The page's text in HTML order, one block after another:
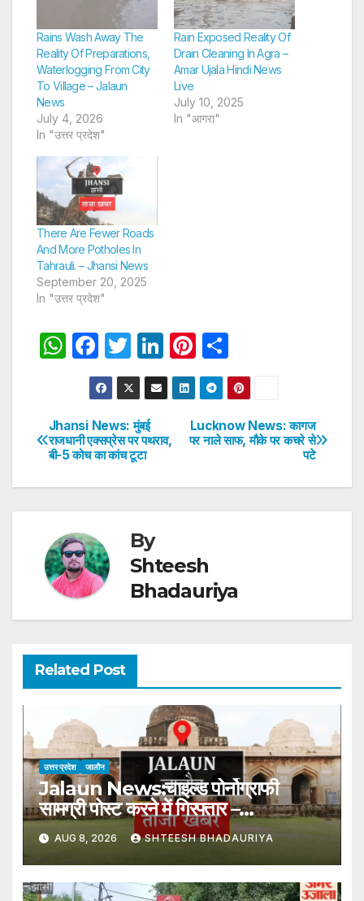
Rains Wash Away The
Reality Of Preparations,
Waterlogging From City
To Village – Jalaun
News
July 4, 2026
In "उत्तर प्रदेश"
Rain Exposed Reality Of
Drain Cleaning In Agra –
Amar Ujala Hindi News
Live
July 10, 2025
In "आगरा"
There Are Fewer Roads
And More Potholes In
Tahrauli. – Jhansi News
September 20, 2025
In "उत्तर प्रदेश"
W
s
A
F
a
c
e
b
T
w
itt
er
Li
n
k
dI
Pi
nt
er
e
st
h
ar
e
Post
navigation
Lucknow News: कागज
पर नाले साफ, मौके पर कचरे से
पटे
Jhansi News: मुंबई
राजधानी एक्सप्रेस पर पथराव,
बी-5 कोच का कांच टूटा
By
Shteesh
Bhadauriya
Related Post
उत्तर प्रदेश जालौन
Jalaun News:चाइल्ड पोर्नोग्राफी
सामग्री पोस्ट करने में गिरफ्तार –
Arrested For Posting Child
Pornography Content
AUG 8, 2026 SHTEESH BHADAURIYA